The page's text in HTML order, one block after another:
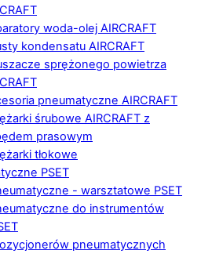
woda-olej AIRCRAFT
kondensatu AIRCRAFT
sprężonego powietrza
pneumatyczne AIRCRAFT
śrubowe AIRCRAFT z
prasowym
tłokowe
PSET
- warsztatowe PSET
do instrumentów
pneumatycznych